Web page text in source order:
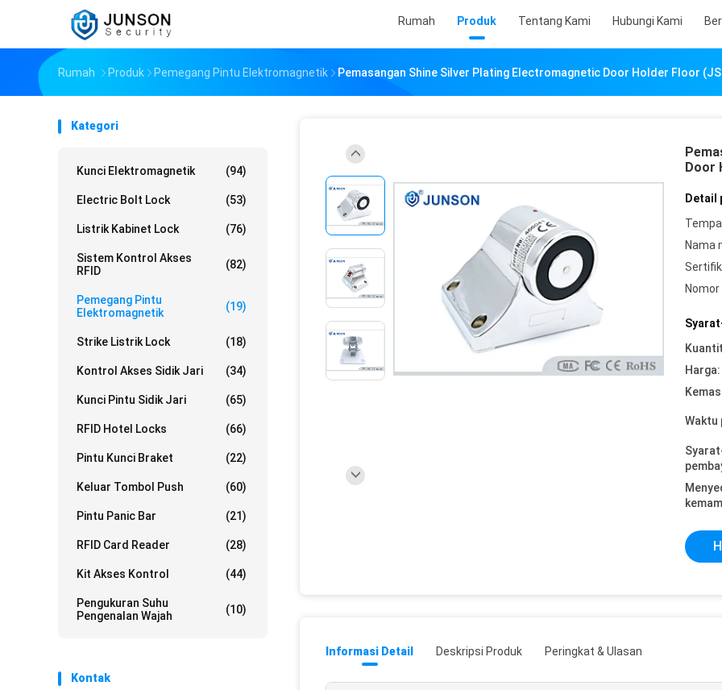
Rumah Produk Tentang Kami Hubungi Kami
Rumah Produk Pemegang Pintu Elektromagnetik Pemasangan Shine Silver Plating Electromagnetic Door Holder Floor
Kategori
Kunci Elektromagnetik (94)
Electric Bolt Lock (53)
Listrik Kabinet Lock (76)
Sistem Kontrol Akses
RFID
(82)
Pemegang Pintu
Elektromagnetik
(19)
Strike Listrik Lock (18)
Kontrol Akses Sidik Jari (34)
Kunci Pintu Sidik Jari (65)
RFID Hotel Locks (66)
Pintu Kunci Braket (22)
Keluar Tombol Push (60)
Pintu Panic Bar (21)
RFID Card Reader (28)
Kit Akses Kontrol (44)
Pengukuran Suhu
Pengenalan Wajah
(10)
Kontak
Door
Detail
Nama
Harga:
Waktu
Informasi Detail Deskripsi Produk Peringkat & Ulasan